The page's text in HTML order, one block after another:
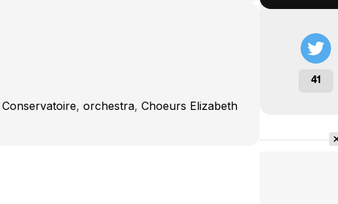
orchestra Choeurs Elizabeth
41